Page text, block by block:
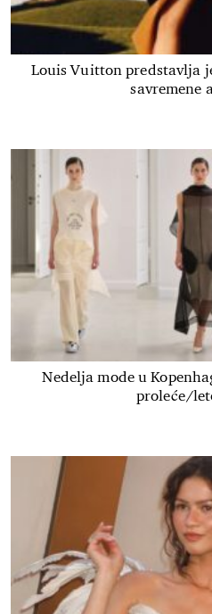
Louis Vuitton predstavlja
savremene
Nedelja mode u
proleće/